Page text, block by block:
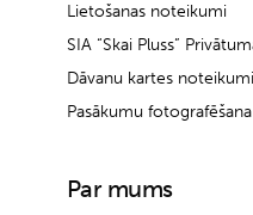
Lietošanas noteikumi
SIA “Skai Pluss”
Dāvanu kartes noteikumi
Pasākumu
Par mums